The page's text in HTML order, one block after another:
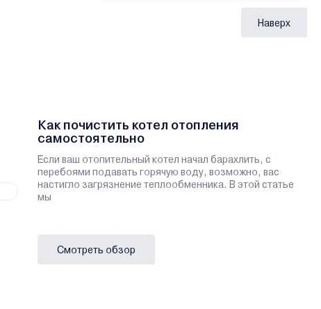
Наверх
Как почистить котел отопления
самостоятельно
Если ваш отопительный котел начал барахлить, с
перебоями подавать горячую воду, возможно, вас
настигло загрязнение теплообменника. В этой статье
мы
Смотреть обзор